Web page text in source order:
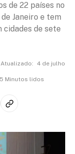
de 22 países no
Janeiro e tem
cidades de sete
Atualizado: 4 de julho
5 Minutos lidos